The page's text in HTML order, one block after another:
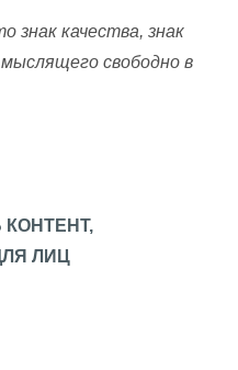
качества, знак
свободно в
ЛИЦ